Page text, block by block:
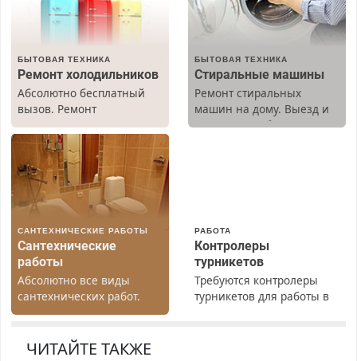
БЫТОВАЯ ТЕХНИКА
Ремонт холодильников
Абсолютно бесплатный
вызов. Ремонт
холодильников всех
марок на дому, с
гарантией. Все р-ны.
Срочно. Без выходных.
Пенсионерам – скидки до
40%. Мастер со стажем.
БЫТОВАЯ ТЕХНИКА
Стиральные машины
Ремонт стиральных
машин на дому. Выезд и
диагностика бесплатно.
САНТЕХНИЧЕСКИЕ РАБОТЫ
Сантехнические
работы
Абсолютно все виды
сантехнических работ.
Быстро. Качественно.
РАБОТА
Контролеры
турникетов
Требуются контролеры
турникетов для работы в
ЧИТАЙТЕ ТАКЖЕ